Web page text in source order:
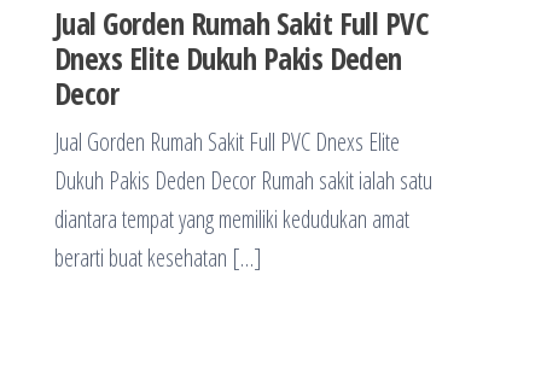
Jual Gorden Rumah Sakit Full PVC
Dnexs Elite Dukuh Pakis Deden
Decor
Jual Gorden Rumah Sakit Full PVC Dnexs Elite
Dukuh Pakis Deden Decor Rumah sakit ialah satu
diantara tempat yang memiliki kedudukan amat
berarti buat kesehatan […]